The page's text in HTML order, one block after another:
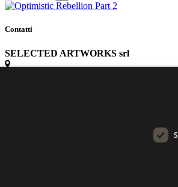
Contatti
SELECTED ARTWORKS srl